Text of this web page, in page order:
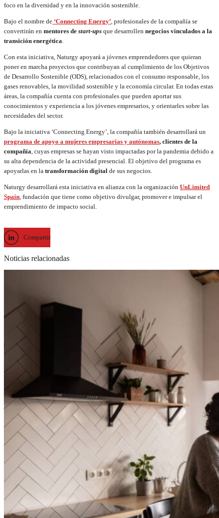
foco en la diversidad y en la innovación sostenible.
Bajo el nombre de ‘Connecting Energy’, profesionales de la compañía se
convertirán en mentores de start-ups que desarrollen negocios vinculados a la
transición energética.
Con esta iniciativa, Naturgy apoyará a jóvenes emprendedores que quieran
poner en marcha proyectos que contribuyan al cumplimiento de los Objetivos
de Desarrollo Sostenible (ODS), relacionados con el consumo responsable, los
gases renovables, la movilidad sostenible y la economía circular. En todas estas
áreas, la compañía cuenta con profesionales que pueden aportar sus
conocimientos y experiencia a los jóvenes empresarios, y orientarles sobre las
necesidades del sector.
Bajo la iniciativa ‘Connecting Energy’, la compañía también desarrollará un
programa de apoyo a mujeres empresarias y autónomas, clientes de la
compañía, cuyas empresas se hayan visto impactadas por la pandemia debido a
su alta dependencia de la actividad presencial. El objetivo del programa es
apoyarlas en la transformación digital de sus negocios.
Naturgy desarrollará esta iniciativa en alianza con la organización UnLimited
Spain, fundación que tiene como objetivo divulgar, promover e impulsar el
emprendimiento de impacto social.
Compartir
Noticias relacionadas